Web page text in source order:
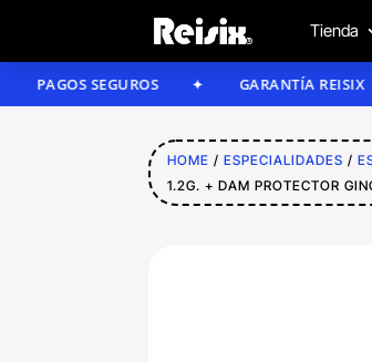
Tienda
SEGUROS GARANTÍA REISIX
HOME /ESPECIALIDADES /
1.2G. + DAM PROTECTOR